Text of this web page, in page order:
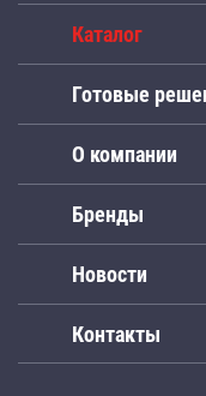
Каталог
Готовые
О компании
Бренды
Новости
Контакты